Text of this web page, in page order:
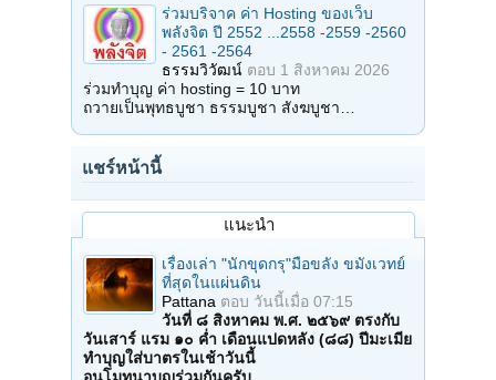
ร่วมบริจาค ค่า Hosting ของเว็บ
พลังจิต ปี 2552 ...2558 -2559 -2560
- 2561 -2564
ธรรมวิวัฒน์ ตอบ 1 สิงหาคม 2026
ร่วมทำบุญ ค่า hosting = 10 บาท
ถวายเป็นพุทธบูชา ธรรมบูชา สังฆบูชา…
แชร์หน้านี้
แนะนำ
เรื่องเล่า "นักขุดกรุ"มือขลัง ขมังเวทย์
ที่สุดในแผ่นดิน
Pattana ตอบ วันนี้เมื่อ 07:15
วันที่ ๘ สิงหาคม พ.ศ. ๒๕๖๙ ตรงกับ
วันเสาร์ แรม ๑๐ ค่ำ เดือนแปดหลัง (๘๘) ปีมะเมีย
ทำบุญใส่บาตรในเช้าวันนี้